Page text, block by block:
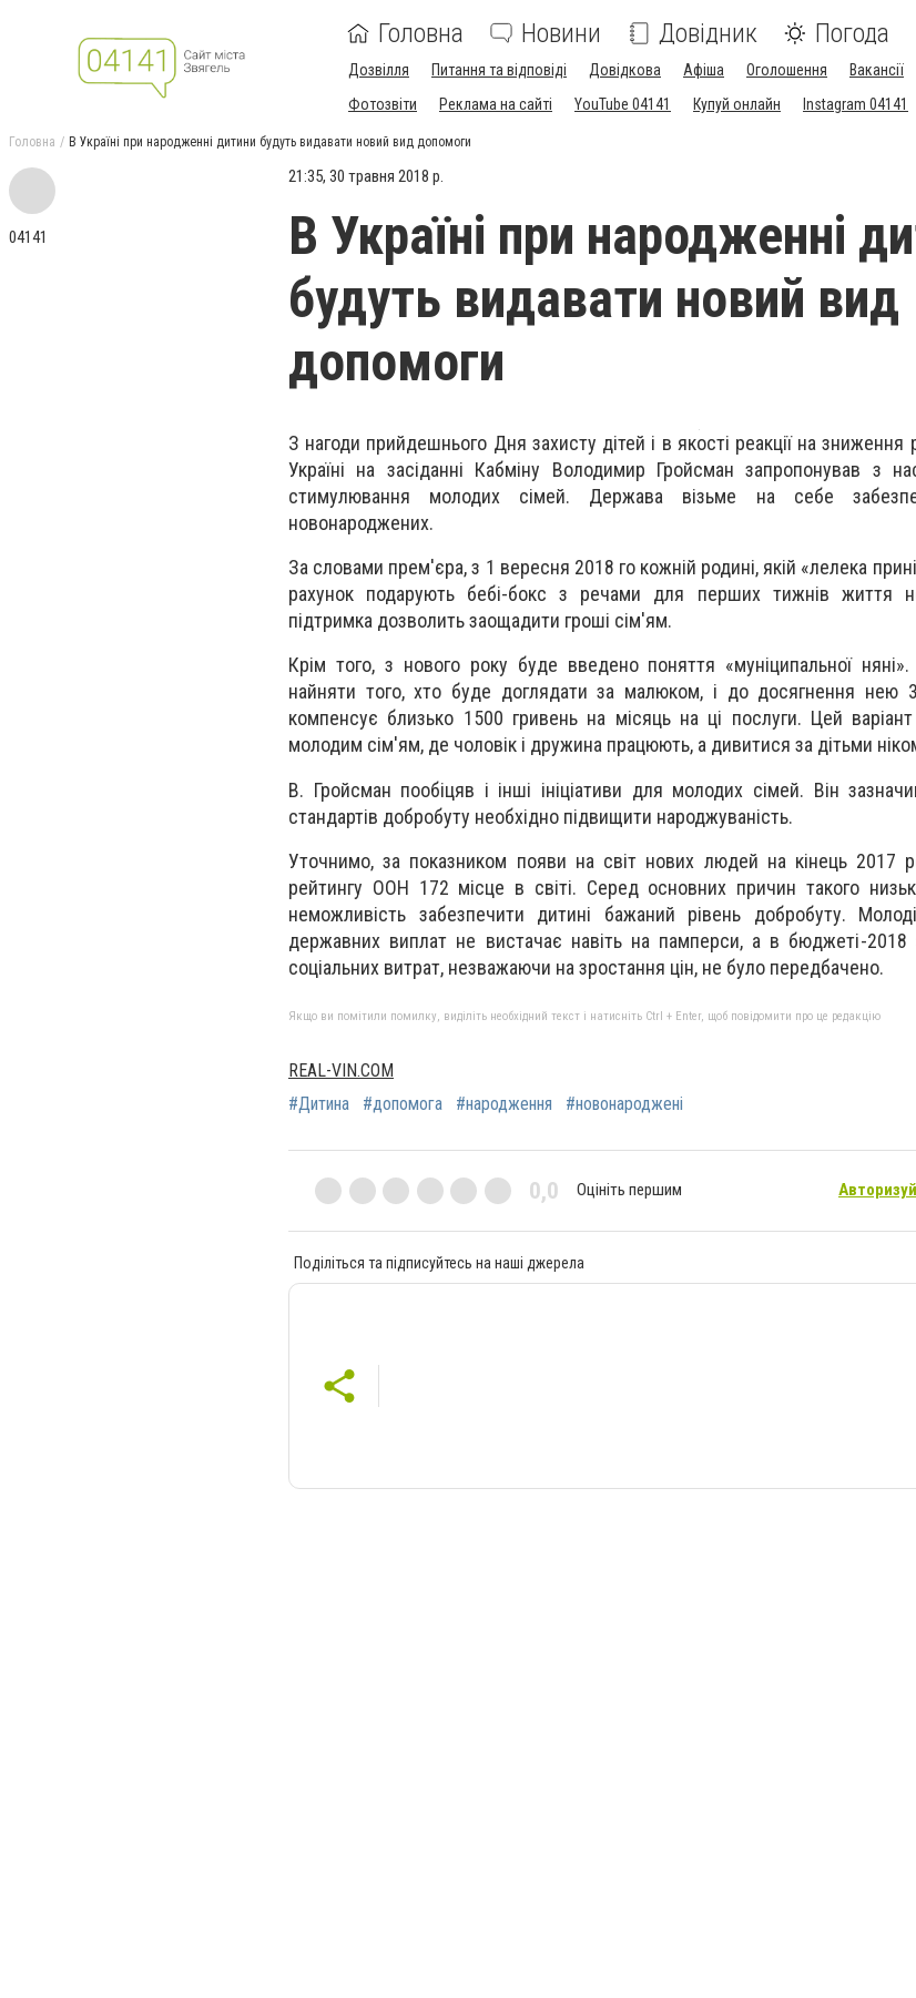
Головна Новини Довідник Погода
Дозвілля Питання та відповіді Довідкова Афіша Оголошення Вакансії
Фотозвіти
Реклама на сайті YouTube 04141 Купуй онлайн Instagram 04141
Головна В Україні при народженні дитини будуть видавати новий вид допомоги
04141
21:35, 30 травня 2018 р.
В Україні при народженні
будуть видавати новий вид
допомоги
З нагоди прийдешнього Дня захисту дітей і в якості реакції на зниження
Україні на засіданні Кабміну Володимир Гройсман запропонував з
стимулювання молодих сімей. Держава візьме на себе
новонароджених.
За словами прем'єра, з 1 вересня 2018 го кожній родині, якій «лелека
рахунок подарують бебі-бокс з речами для перших тижнів життя
підтримка дозволить заощадити гроші сім'ям.
Крім того, з нового року буде введено поняття «муніципальної
найняти того, хто буде доглядати за малюком, і до досягнення нею
компенсує близько 1500 гривень на місяць на ці послуги. Цей
молодим сім'ям, де чоловік і дружина працюють, а дивитися за дітьми
В. Гройсман пообіцяв і інші ініціативи для молодих сімей. Він
стандартів добробуту необхідно підвищити народжуваність.
Уточнимо, за показником появи на світ нових людей на кінець 2017
рейтингу ООН 172 місце в світі. Серед основних причин такого
неможливість забезпечити дитині бажаний рівень добробуту.
державних виплат не вистачає навіть на памперси, а в бюджеті-2018
соціальних витрат, незважаючи на зростання цін, не було передбачено.
Якщо ви помітили помилку, виділіть необхідний текст і натисніть Ctrl + Enter, щоб повідомити про це редакцію
REAL-VIN.COM
#Дитина
#допомога #народження #новонароджені
0,0 Оцініть першим
Поділіться та підписуйтесь на наші джерела